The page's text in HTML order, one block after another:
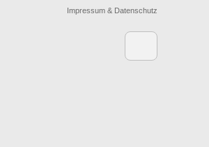
Impressum & Datenschutz